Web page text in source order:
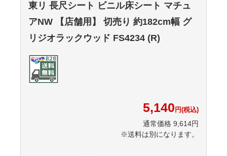
東リ 長尺シート ビニル床シート マチュ
アNW 【店舗用】 切売り 約182cm幅 グ
リジオラックウッド FS4234 (R)
5,140 円(税込)
通常価格 9,614円
※送料は別になります。